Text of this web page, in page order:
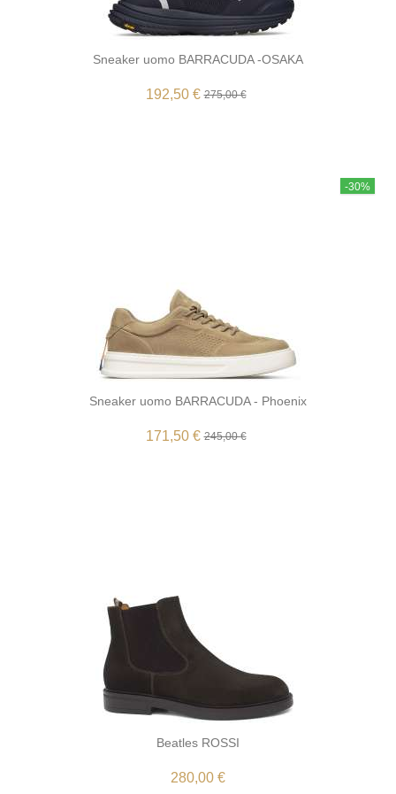
Sneaker uomo BARRACUDA -OSAKA
192,50 €275,00 €
-30%
Sneaker uomo BARRACUDA - Phoenix
171,50 €245,00 €
Beatles ROSSI
280,00 €